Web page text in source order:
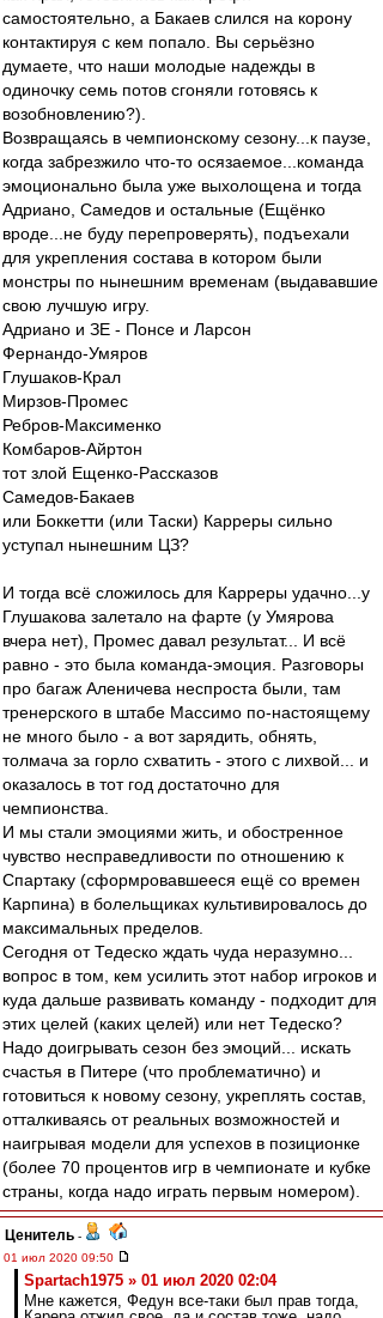
самостоятельно, а Бакаев слился на корону
контактируя с кем попало. Вы серьёзно
думаете, что наши молодые надежды в
одиночку семь потов сгоняли готовясь к
возобновлению?).
Возвращаясь в чемпионскому сезону...к паузе,
когда забрезжило что-то осязаемое...команда
эмоционально была уже выхолощена и тогда
Адриано, Самедов и остальные (Ещёнко
вроде...не буду перепроверять), подъехали
для укрепления состава в котором были
монстры по нынешним временам (выдававшие
свою лучшую игру.
Адриано и ЗЕ - Понсе и Ларсон
Фернандо-Умяров
Глушаков-Крал
Мирзов-Промес
Ребров-Максименко
Комбаров-Айртон
тот злой Ещенко-Рассказов
Самедов-Бакаев
или Боккетти (или Таски) Карреры сильно
уступал нынешним ЦЗ?
И тогда всё сложилось для Карреры удачно...у
Глушакова залетало на фарте (у Умярова
вчера нет), Промес давал результат... И всё
равно - это была команда-эмоция. Разговоры
про багаж Аленичева неспроста были, там
тренерского в штабе Массимо по-настоящему
не много было - а вот зарядить, обнять,
толмача за горло схватить - этого с лихвой... и
оказалось в тот год достаточно для
чемпионства.
И мы стали эмоциями жить, и обостренное
чувство несправедливости по отношению к
Спартаку (сформровавшееся ещё со времен
Карпина) в болельщиках культивировалось до
максимальных пределов.
Сегодня от Тедеско ждать чуда неразумно...
вопрос в том, кем усилить этот набор игроков и
куда дальше развивать команду - подходит для
этих целей (каких целей) или нет Тедеско?
Надо доигрывать сезон без эмоций... искать
счастья в Питере (что проблематично) и
готовиться к новому сезону, укреплять состав,
отталкиваясь от реальных возможностей и
наигрывая модели для успехов в позиционке
(более 70 процентов игр в чемпионате и кубке
страны, когда надо играть первым номером).
Ценитель -
01 июл 2020 09:50
Spartach1975 » 01 июл 2020 02:04
Мне кажется, Федун все-таки был прав тогда,